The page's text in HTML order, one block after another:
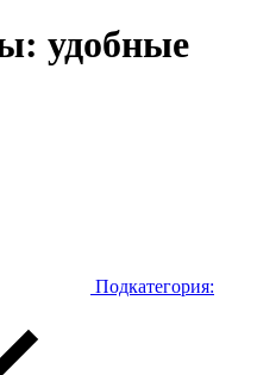
удобные
Подкатегория: